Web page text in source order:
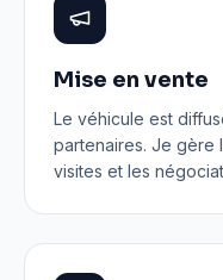
Mise en vente
Le véhicule est
partenaires. Je gère
visites et les